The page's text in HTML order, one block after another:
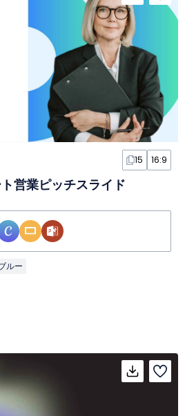
15 16:9
営業ピッチスライド
ルー